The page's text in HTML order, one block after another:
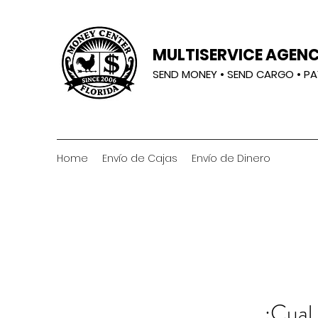
MULTISERVICE
SEND MONEY • SEND CARGO •
Home Envío de Cajas Envío de Dinero